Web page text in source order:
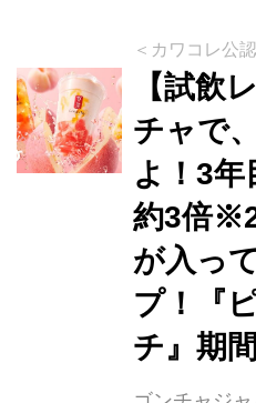
ンチャカラー
ーにした「
ジ」です。
ースと、赤
ありながら
ジ果汁を使っ
味わいを引き
ックティーに
は角切りに
り...
＜カワコレ公
【試飲
チャで
よ！3
約3倍
が入っ
プ！『
チ』期